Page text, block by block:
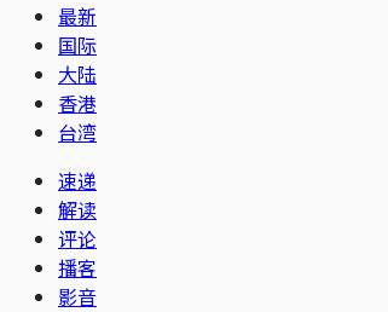
最新
国际
大陆
香港
台湾
速递
解读
评论
播客
影音